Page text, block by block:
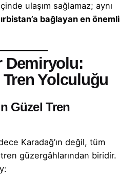
ulaşım sağlamaz; aynı
bağlayan en önemli
Demiryolu:
Yolculuğu
Güzel Tren
Karadağ’ın değil, tüm
güzergâhlarından biridir.